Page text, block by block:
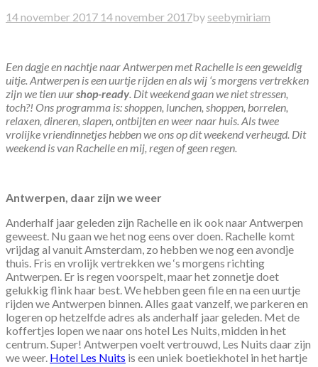
14 november 2017 14 november 2017by seebymiriam
Een dagje en nachtje naar Antwerpen met Rachelle is een geweldig
uitje. Antwerpen is een uurtje rijden en als wij ‘s morgens vertrekken
zijn we tien uurshop-ready. Dit weekend gaan we niet stressen,
toch?! Ons programma is: shoppen, lunchen, shoppen, borrelen,
relaxen, dineren, slapen, ontbijten en weer naar huis. Als twee
vrolijke vriendinnetjes hebben we ons op dit weekend verheugd. Dit
weekend is van Rachelle en mij, regen of geen regen.
Antwerpen, daar zijn we weer
Anderhalf jaar geleden zijn Rachelle en ik ook naar Antwerpen
geweest. Nu gaan we het nog eens over doen. Rachelle komt
vrijdag al vanuit Amsterdam, zo hebben we nog een avondje
thuis. Fris en vrolijk vertrekken we ‘s morgens richting
Antwerpen. Er is regen voorspelt, maar het zonnetje doet
gelukkig flink haar best. We hebben geen file en na een uurtje
rijden we Antwerpen binnen. Alles gaat vanzelf, we parkeren en
logeren op hetzelfde adres als anderhalf jaar geleden. Met de
koffertjes lopen we naar ons hotel Les Nuits, midden in het
centrum. Super! Antwerpen voelt vertrouwd, Les Nuits daar zijn
we weer. Hotel Les Nuits is een uniek boetiekhotel in het hartje